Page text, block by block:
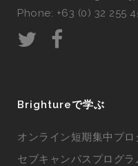
Phone: +63 (0) 32 255
Brightureで学ぶ
オンライン短期集中プロ
セブキャンパスプログラ